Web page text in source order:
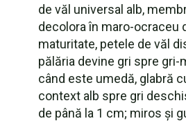
de văl universal alb,
decolora în maro-ocraceu
maturitate, petele de văl
pălăria devine gri spre gri-
când este umedă, glabră
context alb spre gri
de până la 1 cm; miros și